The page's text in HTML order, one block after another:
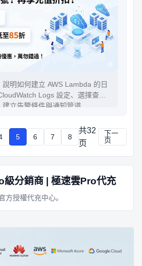
明如何建立 AWS Lambda 的日
Logs 設定、選擇查詢
立告警條件與通知管道
足、日誌延遲、函式未觸發、查
及如何用結構化日誌提升可觀測
，讓告警真正發揮作用。
5 6 7 8
共32
页
下一
页
級分銷商 | 極速雲Pro代充
方授權代充中心。